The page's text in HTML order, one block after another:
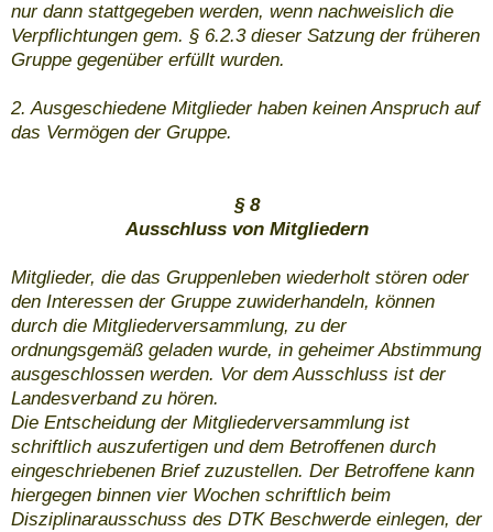
nur dann stattgegeben werden, wenn nachweislich die
Verpflichtungen gem. § 6.2.3 dieser Satzung der früheren
Gruppe gegenüber erfüllt wurden.
2. Ausgeschiedene Mitglieder haben keinen Anspruch auf
das Vermögen der Gruppe.
§ 8
Ausschluss von Mitgliedern
Mitglieder, die das Gruppenleben wiederholt stören oder
den Interessen der Gruppe zuwiderhandeln, können
durch die Mitgliederversammlung, zu der
ordnungsgemäß geladen wurde, in geheimer Abstimmung
ausgeschlossen werden. Vor dem Ausschluss ist der
Landesverband zu hören.
Die Entscheidung der Mitgliederversammlung ist
schriftlich auszufertigen und dem Betroffenen durch
eingeschriebenen Brief zuzustellen. Der Betroffene kann
hiergegen binnen vier Wochen schriftlich beim
Disziplinarausschuss des DTK Beschwerde einlegen, der